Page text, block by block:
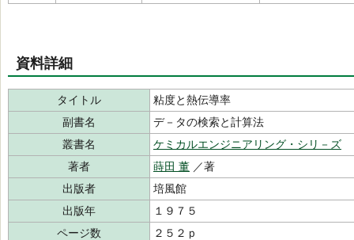
資料詳細
タイトル
粘度と熱伝導率
副書名
デ－タの検索と計算法
叢書名
ケミカルエンジニアリング・シリ－ズ
著者
蒔田 董 ／著
出版者
培風館
出版年
１９７５
ページ数
２５２ｐ